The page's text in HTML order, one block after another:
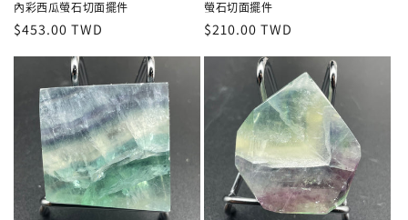
內彩西瓜螢石切面擺件
定
價
$453.00 TWD
螢石切面擺件
定
價
$210.00 TWD